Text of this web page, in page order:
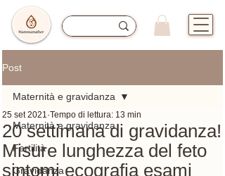
Post
Maternità e gravidanza
Fertilità
Gravidanza
Maternità e gravidanza
20 settimana di gravidanza!
Misure lunghezza del feto
sintomi ecografia esami
25 set 2021 Tempo di lettura: 13 min